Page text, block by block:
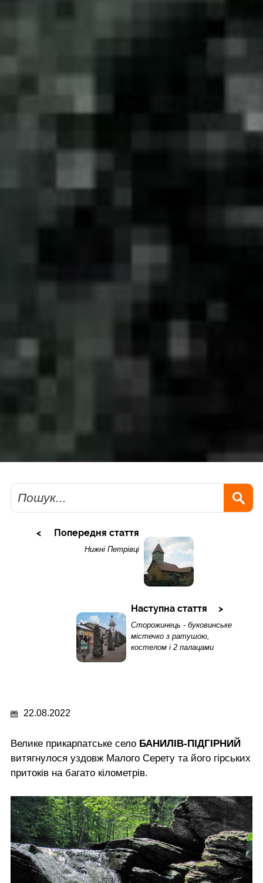
Пошук
Попередня стаття
Нижні Петрівці
Наступна стаття
Сторожинець - буковинське
містечко з ратушою,
костелом і 2 палацами
22.08.2022
Велике прикарпатське село БАНИЛІВ-ПІДГІРНИЙ
витягнулося уздовж Малого Серету та його гірських
притоків на багато кілометрів.